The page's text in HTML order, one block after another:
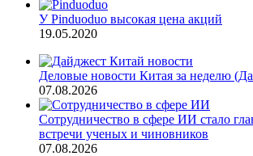
У Pinduoduo высокая цена акций
19.05.2020
Деловые новости Китая за неделю
07.08.2026
Сотрудничество в сфере ИИ стало
встречи ученых и чиновников
07.08.2026